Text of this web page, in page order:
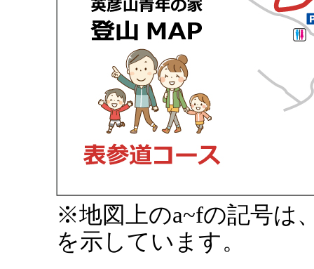
※地図上のa~fの記号は
を示しています。